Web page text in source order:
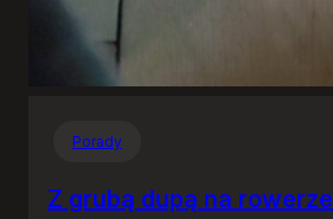
Porady
Z grubą dupą na rowerze